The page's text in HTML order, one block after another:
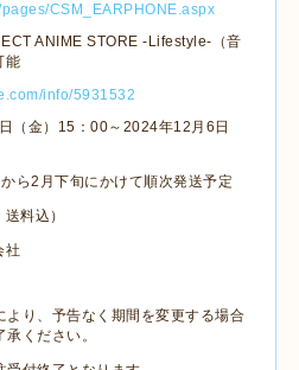
CSM_EARPHONE.aspx
ANIME STORE -Lifestyle-（音
能
info/5931532
（金）15：00～2024年12月6日
ら2月下旬にかけて順次発送予定
料込）
社
り、予告なく期間を変更する場合
ください。